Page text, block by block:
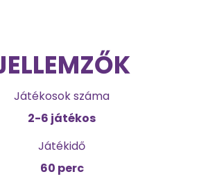
Játékosok száma
2-6 játékos
Játékidő
60 perc